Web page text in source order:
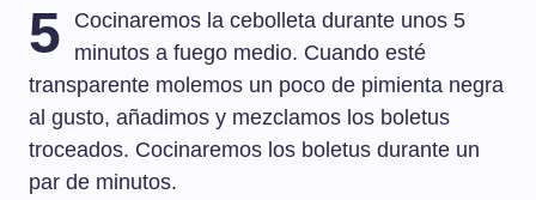
5
Cocinaremos la cebolleta durante unos 5
minutos a fuego medio. Cuando esté
transparente molemos un poco de pimienta negra
al gusto, añadimos y mezclamos los boletus
troceados. Cocinaremos los boletus durante un
par de minutos.